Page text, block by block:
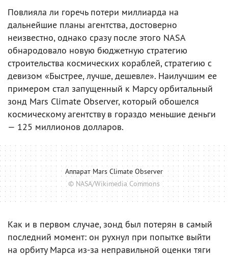
Повлияла ли горечь потери миллиарда на
дальнейшие планы агентства, достоверно
неизвестно, однако сразу после этого NASA
обнародовало новую бюджетную стратегию
строительства космических кораблей, стратегию с
девизом «Быстрее, лучше, дешевле». Наилучшим ее
примером стал запущенный к Марсу орбитальный
зонд Mars Climate Observer, который обошелся
космическому агентству в гораздо меньшие деньги
— 125 миллионов долларов.
Аппарат Mars Climate Observer
© NASA/Wikimedia Commons
Как и в первом случае, зонд был потерян в самый
последний момент: он рухнул при попытке выйти
на орбиту Марса из-за неправильной оценки тяги